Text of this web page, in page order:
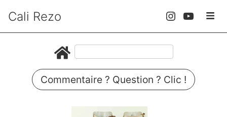
Cali Rezo
Commentaire ? Question ? Clic !